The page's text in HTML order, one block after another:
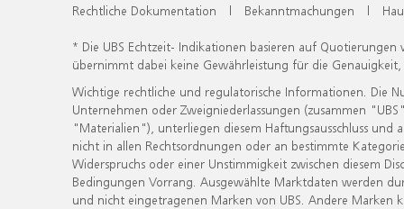
Rechtliche Dokumentation | Bekanntmachungen |
* Die UBS Echtzeit- Indikationen basieren auf
übernimmt dabei keine Gewährleistung für die
Wichtige rechtliche und regulatorische Informationen. Die
Unternehmen oder Zweigniederlassungen (zusammen
"Materialien"), unterliegen diesem Haftungsausschluss
nicht in allen Rechtsordnungen oder an bestimmte
Widerspruchs oder einer Unstimmigkeit zwischen diesem
Bedingungen Vorrang. Ausgewählte Marktdaten werden
und nicht eingetragenen Marken von UBS. Andere Marken